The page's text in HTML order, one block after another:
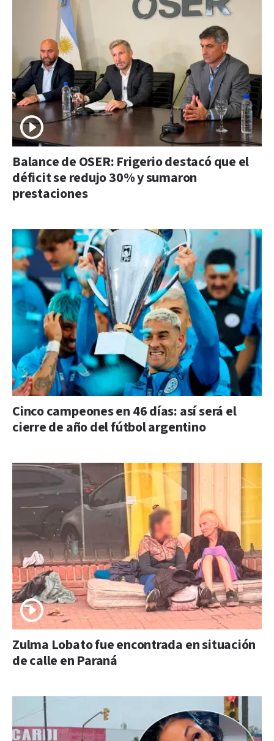
Balance de OSER: Frigerio destacó que el
déficit se redujo 30% y sumaron
prestaciones
Cinco campeones en 46 días: así será el
cierre de año del fútbol argentino
Zulma Lobato fue encontrada en situación
de calle en Paraná